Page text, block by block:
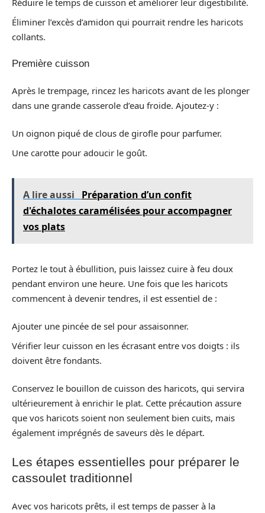
Réduire le temps de cuisson et améliorer leur digestibilité.
Éliminer l’excès d’amidon qui pourrait rendre les haricots
collants.
Première cuisson
Après le trempage, rincez les haricots avant de les plonger
dans une grande casserole d’eau froide. Ajoutez-y :
Un oignon piqué de clous de girofle pour parfumer.
Une carotte pour adoucir le goût.
A lire aussi
Préparation d’un confit
d'échalotes caramélisées pour accompagner
vos plats
Portez le tout à ébullition, puis laissez cuire à feu doux
pendant environ une heure. Une fois que les haricots
commencent à devenir tendres, il est essentiel de :
Ajouter une pincée de sel pour assaisonner.
Vérifier leur cuisson en les écrasant entre vos doigts : ils
doivent être fondants.
Conservez le bouillon de cuisson des haricots, qui servira
ultérieurement à enrichir le plat. Cette précaution assure
que vos haricots soient non seulement bien cuits, mais
également imprégnés de saveurs dès le départ.
Les étapes essentielles pour préparer le
cassoulet traditionnel
Avec vos haricots prêts, il est temps de passer à la